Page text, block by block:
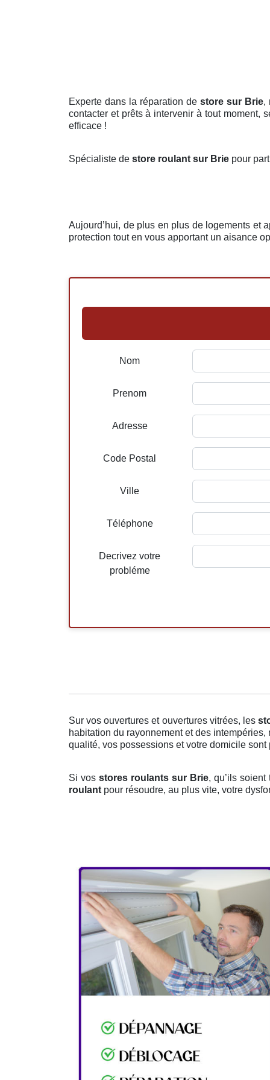
Experte dans la réparation de store sur Brie,
contacter et prêts à intervenir à tout moment,
efficace !
Spécialiste de store roulant sur Brie pour
Aujourd’hui, de plus en plus de logements et
protection tout en vous apportant un aisance
Nom
Prenom
Adresse
Code Postal
Ville
Téléphone
Decrivez votre
probléme
Sur vos ouvertures et ouvertures vitrées, les
habitation du rayonnement et des
qualité, vos possessions et votre domicile
Si vosstores roulants sur Brie, qu’ils
roulant pour résoudre, au plus vite, votre